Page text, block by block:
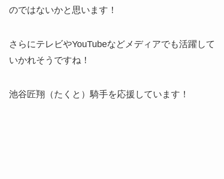
のではないかと思います！
さらにテレビやYouTubeなどメディアでも活躍して
いかれそうですね！
池谷匠翔（たくと）騎手を応援しています！